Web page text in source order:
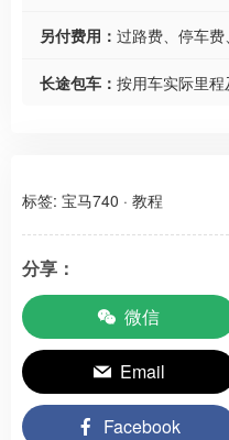
另付费用： 过路费、停车
长途包车： 按用车实际里程
标签: 宝马740 · 教程
分享：
微信
Email
Facebook